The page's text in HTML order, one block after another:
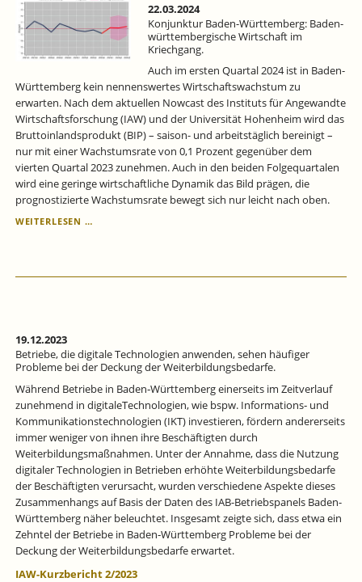
22.03.2024
Konjunktur Baden-Württemberg: Baden-
württembergische Wirtschaft im
Kriechgang.
Auch im ersten Quartal 2024 ist in Baden-
Württemberg kein nennenswertes Wirtschaftswachstum zu
erwarten. Nach dem aktuellen Nowcast des Instituts für Angewandte
Wirtschaftsforschung (IAW) und der Universität Hohenheim wird das
Bruttoinlandsprodukt (BIP) – saison- und arbeitstäglich bereinigt –
nur mit einer Wachstumsrate von 0,1 Prozent gegenüber dem
vierten Quartal 2023 zunehmen. Auch in den beiden Folgequartalen
wird eine geringe wirtschaftliche Dynamik das Bild prägen, die
prognostizierte Wachstumsrate bewegt sich nur leicht nach oben.
WEITERLESEN …
WÜRTTEMBERGISCHE
19.12.2023
Betriebe, die digitale Technologien anwenden, sehen häufiger
Probleme bei der Deckung der Weiterbildungsbedarfe.
Während Betriebe in Baden‐Württemberg einerseits im Zeitverlauf
zunehmend in digitaleTechnologien, wie bspw. Informations‐ und
Kommunikationstechnologien (IKT) investieren, fördern andererseits
immer weniger von ihnen ihre Beschäftigten durch
Weiterbildungsmaßnahmen. Unter der Annahme, dass die Nutzung
digitaler Technologien in Betrieben erhöhte Weiterbildungsbedarfe
der Beschäftigten verursacht, wurden verschiedene Aspekte dieses
Zusammenhangs auf Basis der Daten des IAB-Betriebspanels Baden-
Württemberg näher beleuchtet. Insgesamt zeigte sich, dass etwa ein
Zehntel der Betriebe in Baden‐Württemberg Probleme bei der
Deckung der Weiterbildungsbedarfe erwartet.
IAW-Kurzbericht 2/2023